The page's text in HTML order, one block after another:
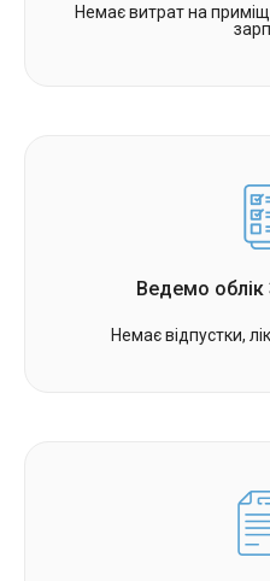
Немає витрат на
Ведемо облік
Немає відпустки,